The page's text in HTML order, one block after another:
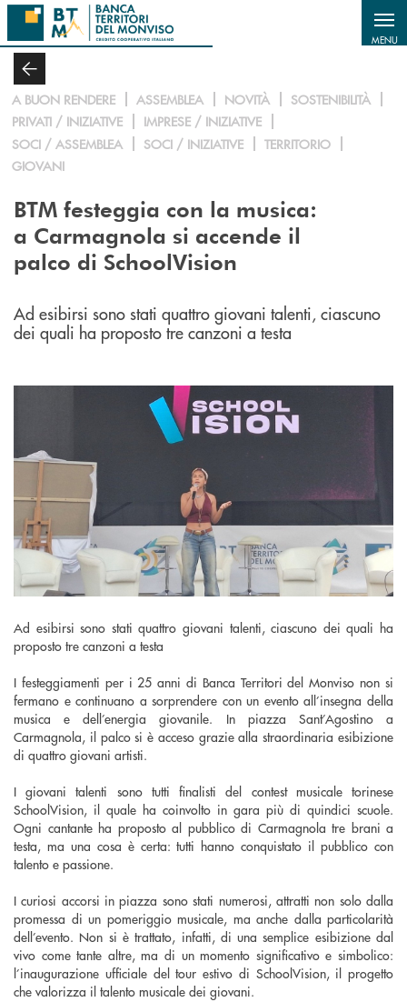
Salta al contenuto principale
MENU
A BUON RENDERE ASSEMBLEA NOVITÀ
SOSTENIBILITÀ
PRIVATI / INIZIATIVE
IMPRESE / INIZIATIVE
SOCI / ASSEMBLEA
SOCI / INIZIATIVE
TERRITORIO
GIOVANI
BTM festeggia con la musica:
a Carmagnola si accende il
palco di SchoolVision
Ad esibirsi sono stati quattro giovani talenti, ciascuno
dei quali ha proposto tre canzoni a testa
Ad esibirsi sono stati quattro giovani talenti, ciascuno dei quali ha
proposto tre canzoni a testa
I festeggiamenti per i 25 anni di Banca Territori del Monviso non si
fermano e continuano a sorprendere con un evento all’insegna della
musica e dell’energia giovanile. In piazza Sant’Agostino a
Carmagnola, il palco si è acceso grazie alla straordinaria esibizione
di quattro giovani artisti.
I giovani talenti sono tutti finalisti del contest musicale torinese
SchoolVision, il quale ha coinvolto in gara più di quindici scuole.
Ogni cantante ha proposto al pubblico di Carmagnola tre brani a
testa, ma una cosa è certa: tutti hanno conquistato il pubblico con
talento e passione.
I curiosi accorsi in piazza sono stati numerosi, attratti non solo dalla
promessa di un pomeriggio musicale, ma anche dalla particolarità
dell’evento. Non si è trattato, infatti, di una semplice esibizione dal
vivo come tante altre, ma di un momento significativo e simbolico:
l’inaugurazione ufficiale del tour estivo di SchoolVision, il progetto
che valorizza il talento musicale dei giovani.